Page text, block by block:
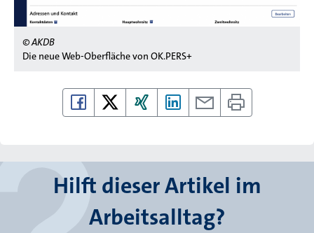
© AKDB
Die neue Web-Oberfläche von OK.PERS+
Hilft dieser Artikel im
Arbeitsalltag?